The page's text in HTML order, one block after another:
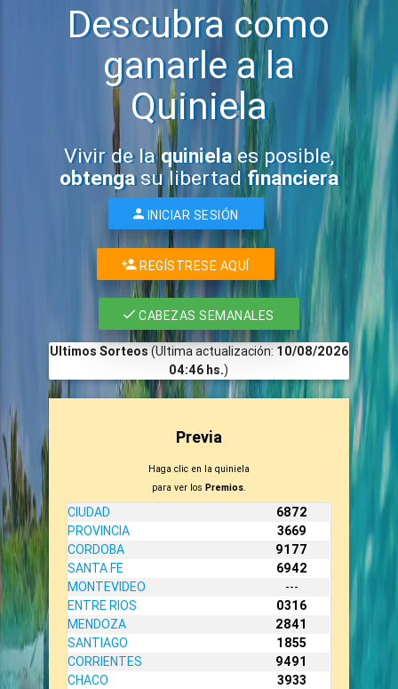
Descubra como
ganarle a la
Quiniela
Vivir de laquinielaes posible,
obtengasu libertadfinanciera
INICIAR SESIÓN
REGÍSTRESE AQUÍ
CABEZAS SEMANALES
Ultimos Sorteos (Ultima actualización: 10/08/2026
04:46 hs.)
Previa
Haga clic en la quiniela
para ver los Premios.
CIUDAD
6872
PROVINCIA
3669
CORDOBA
9177
SANTA FE
6942
MONTEVIDEO
---
ENTRE RIOS
0316
MENDOZA
2841
SANTIAGO
1855
CORRIENTES
9491
CHACO
3933